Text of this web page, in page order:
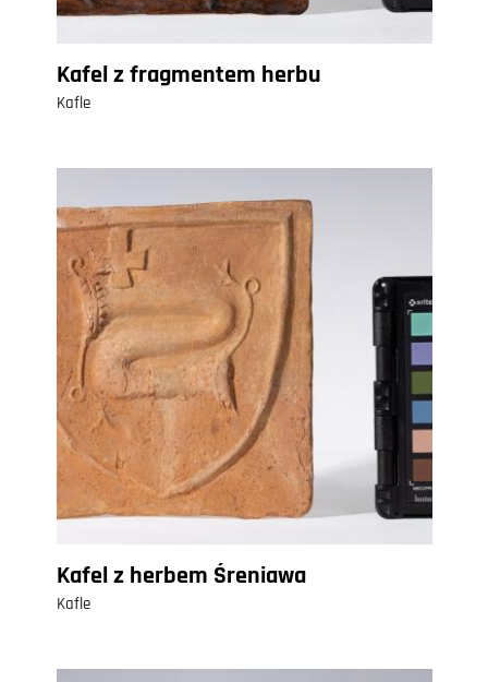
Kafel z fragmentem herbu
Kafle
Kafel z herbem Śreniawa
Kafle